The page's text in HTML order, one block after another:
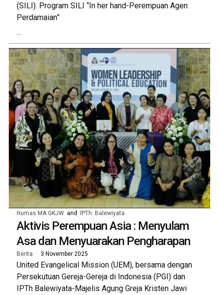
(SILI). Program SILI “In her hand-Perempuan Agen
Perdamaian”
...
Humas MA GKJW and IPTh. Balewiyata
Aktivis Perempuan Asia : Menyulam
Asa dan Menyuarakan Pengharapan
Berita 3 November 2025
United Evangelical Mission (UEM), bersama dengan
Persekutuan Gereja-Gereja di Indonesia (PGI) dan
IPTh Balewiyata-Majelis Agung Greja Kristen Jawi